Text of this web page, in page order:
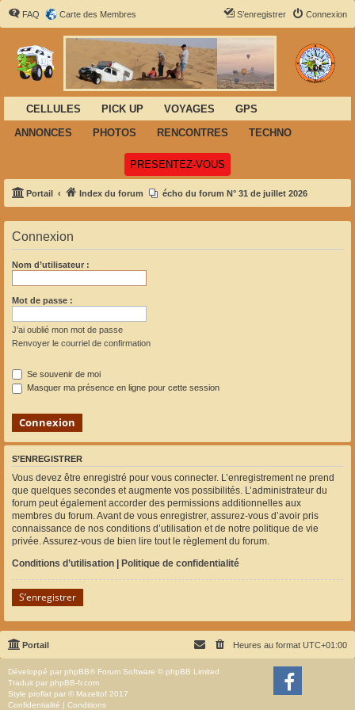
FAQ Carte des Membres Connexion
S’enregistrer
CELLULES PICK UP VOYAGES
GPS
ANNONCES
PHOTOS RENCONTRES TECHNO
PRESENTEZ-VOUS
Portail Index du forum écho du forum N° 31 de juillet 2026
Connexion
Nom d’utilisateur :
Mot de passe :
J’ai oublié mon mot de passe
Renvoyer le courriel de confirmation
Se souvenir de moi
Masquer ma présence en ligne pour cette session
S’ENREGISTRER
Vous devez être enregistré pour vous connecter. L’enregistrement ne prend
que quelques secondes et augmente vos possibilités. L’administrateur du
forum peut également accorder des permissions additionnelles aux
membres du forum. Avant de vous enregistrer, assurez-vous d’avoir pris
connaissance de nos conditions d’utilisation et de notre politique de vie
privée. Assurez-vous de bien lire tout le règlement du forum.
Conditions d’utilisation | Politique de confidentialité
S’enregistrer
Portail Heures au format UTC+01:00
Développé par phpBB® Forum Software © phpBB Limited
Traduit par phpBB-fr.com
Style proflat par © Mazeltof 2017
Confidentialité | Conditions